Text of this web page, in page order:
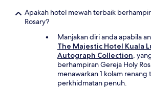
Apakah hotel mewah terbaik
Rosary?
Manjakan diri anda apabila
The Majestic Hotel Kuala
Autograph Collection,
berhampiran Gereja Holy
menawarkan 1 kolam renang
perkhidmatan penuh.